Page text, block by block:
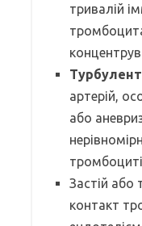
тривалій
артерій,
або
Застій або
контакт